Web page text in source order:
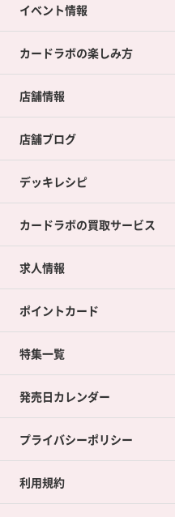
イベント情報
カードラボの楽しみ方
店舗情報
店舗ブログ
デッキレシピ
カードラボの買取サービス
カードラボの買取サービスTOP
店舗買取について
ネット買取について
買取承諾書について
求人情報
ポイントカード
ポイントカードTOP
ポイント交換景品
特集一覧
発売日カレンダー
プライバシーポリシー
利用規約